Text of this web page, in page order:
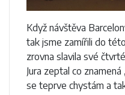
Když návštěva
tak jsme zamířili do
zrovna slavila své
Jura zeptal co
se teprve chystám a